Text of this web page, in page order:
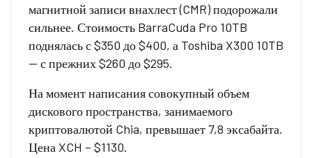
магнитной записи внахлест (CMR) подорожали
сильнее. Стоимость BarraCuda Pro 10TB
поднялась с $350 до $400, а Toshiba X300 10TB
— с прежних $260 до $295.
На момент написания совокупный объем
дискового пространства, занимаемого
криптовалютой Chia, превышает 7,8 эксабайта.
Цена XCH – $1130.